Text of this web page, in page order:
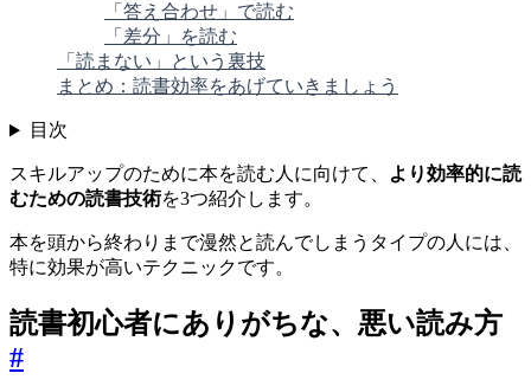
「答え合わせ」で読む
「差分」を読む
「読まない」という裏技
まとめ：読書効率をあげていきましょう
目次
スキルアップのために本を読む人に向けて、
より効率的に読
むための読書技術を3つ紹介します。
本を頭から終わりまで漫然と読んでしまうタイプの人には、
特に効果が高いテクニックです。
読書初心者にありがちな、悪い読み方
#